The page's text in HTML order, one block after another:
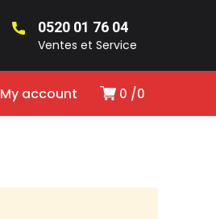
0520 01 76 04
Ventes et Service
0 0
My account